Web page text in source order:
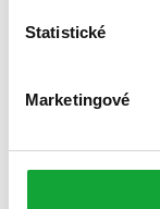
Statistické
Marketingové